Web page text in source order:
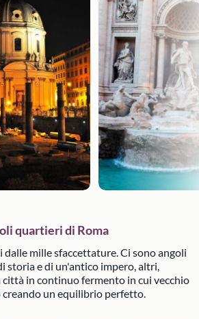
quartieri di Roma
dalle mille sfaccettature. Ci sono angoli
storia e di un'antico impero, altri,
città in continuo fermento in cui vecchio
un equilibrio perfetto.